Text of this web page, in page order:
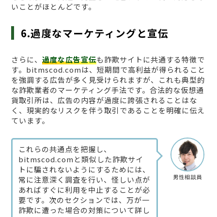
いことがほとんどです。
6.過度なマーケティングと宣伝
さらに、 過度な広告宣伝も詐欺サイトに共通する特徴で
す。bitmscod.comは、短期間で高利益が得られること
を強調する広告が多く見受けられますが、これも典型的
な詐欺業者のマーケティング手法です。合法的な仮想通
貨取引所は、広告の内容が過度に誇張されることはな
く、現実的なリスクを伴う取引であることを明確に伝え
ています。
男性相談員
これらの共通点を把握し、
bitmscod.comと類似した詐欺サイ
トに騙されないようにするためには、
常に注意深く調査を行い、怪しい点が
あればすぐに利用を中止することが必
要です。次のセクションでは、万が一
詐欺に遭った場合の対策について詳し